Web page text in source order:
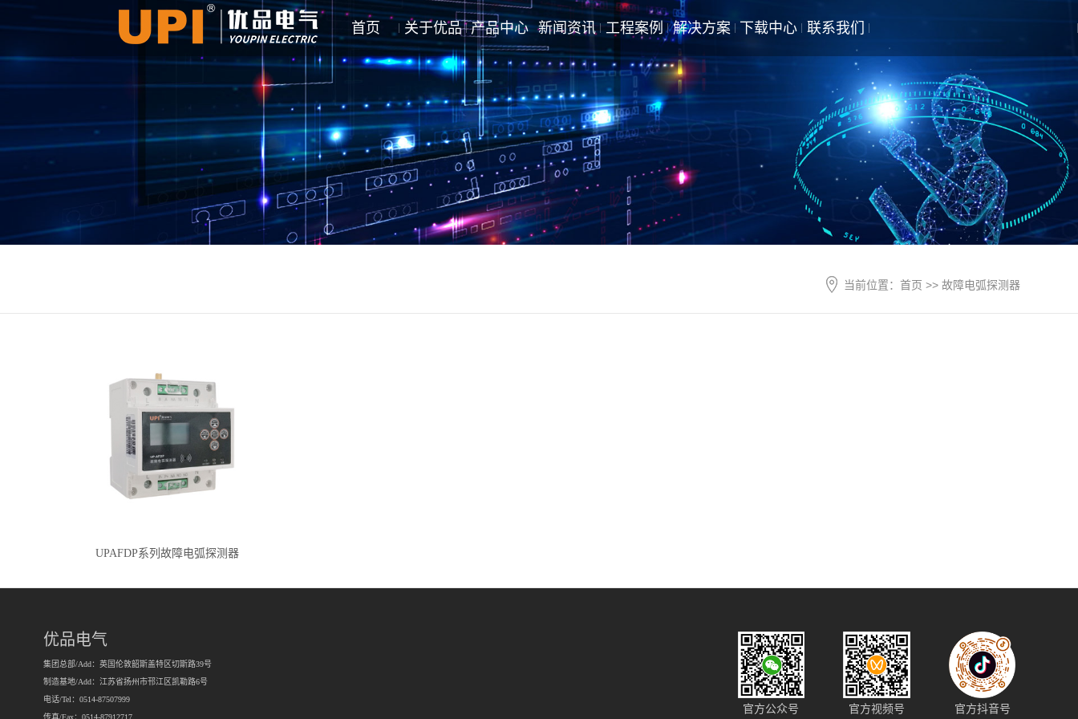
首页 关于优品 产品中心 新闻资讯
公司动态
行业资讯
技术知识
工程案例
商业\住宅\办公类
医院\学校\铁路\机场\公建类
企业\工业类
解决方案 下载中心
产品样册
联系我们
当前位置： 首页 >> 故障电弧探测器
UPAFDP系列故障电弧探测器
优品电气
集团总部/Add：英国伦敦韶斯盖特区切斯路39号
制造基地/Add：江苏省扬州市邗江区凯勒路6号
电话/Tel：0514-87507999
传真/Fax：0514-87912717
官方公众号 官方视频号 官方抖音号